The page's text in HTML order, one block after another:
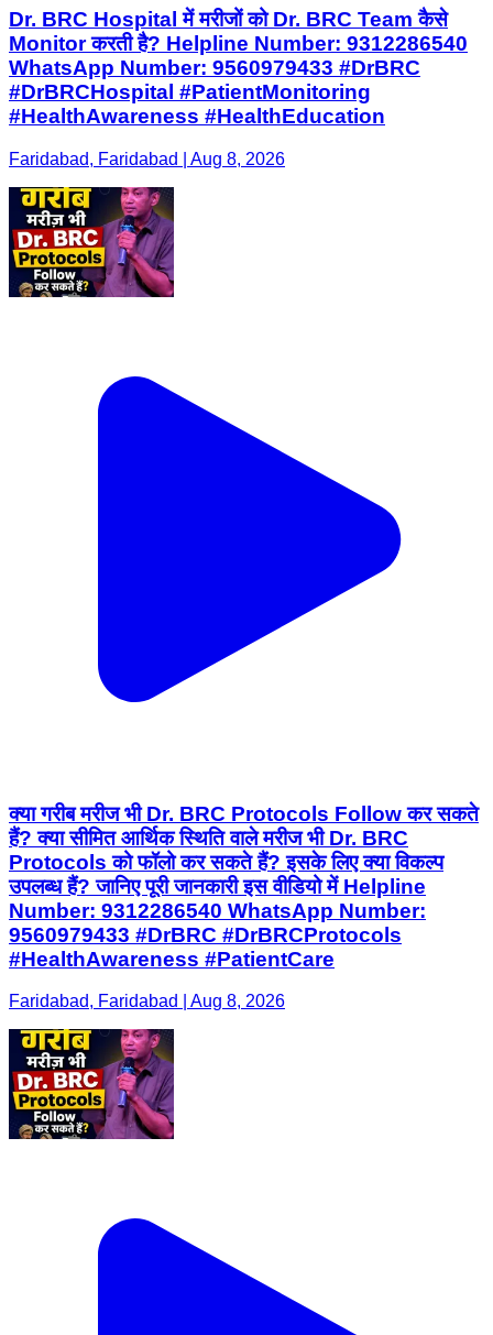
Dr. BRC Hospital में मरीजों को Dr. BRC Team कैसे
Monitor करती है? Helpline Number: 9312286540
WhatsApp Number: 9560979433 #DrBRC
#DrBRCHospital #PatientMonitoring
#HealthAwareness #HealthEducation
Faridabad, Faridabad | Aug 8, 2026
क्या गरीब मरीज भी Dr. BRC Protocols Follow कर सकते
हैं? क्या सीमित आर्थिक स्थिति वाले मरीज भी Dr. BRC
Protocols को फॉलो कर सकते हैं? इसके लिए क्या विकल्प
उपलब्ध हैं? जानिए पूरी जानकारी इस वीडियो में Helpline
Number: 9312286540 WhatsApp Number:
9560979433 #DrBRC #DrBRCProtocols
#HealthAwareness #PatientCare
Faridabad, Faridabad | Aug 8, 2026